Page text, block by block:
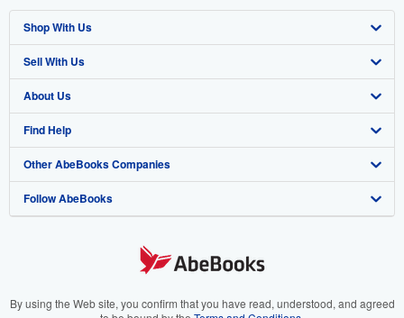
Shop With Us
Advanced Search
Browse Collections
My Account
My Orders
View Basket
Sell With Us
Start Selling
Join Our Affiliate Program
Book Buyback
Refer a seller
About Us
About AbeBooks
Media
Careers
Your Ads Privacy Choices
Find Help
Help
Customer Support
Other AbeBooks Companies
AbeBooks.co.uk
AbeBooks.it
Follow AbeBooks
By using the Web site, you confirm that you have read, understood, and agreed